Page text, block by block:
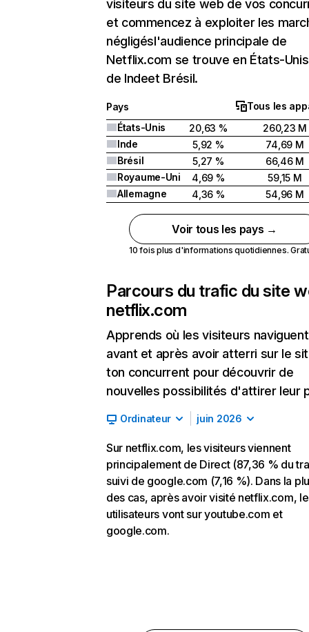
visiteurs du site web de vos
et commencez à exploiter les
négligésl'audience principale de
Netflix.com se trouve en États-
de Indeet Brésil.
Pays
Tous les
États-Unis
20,63 %
260,23 M
Inde
5,92 %
74,69 M
Brésil
5,27 %
66,46 M
Royaume-Uni
4,69 %
59,15 M
Allemagne
4,36 % 54,96 M
Voir tous les pays →
10 fois plus d'informations quotidiennes.
Parcours du trafic du site
netflix.com
Apprends où les visiteurs naviguent
avant et après avoir atterri sur le
ton concurrent pour découvrir de
nouvelles possibilités d'attirer leur
Ordinateur juin 2026
Sur netflix.com, les visiteurs viennent
principalement de Direct (87,36 % du
suivi de google.com (7,16 %). Dans la
des cas, après avoir visité netflix.com,
utilisateurs vont sur youtube.com et
google.com.